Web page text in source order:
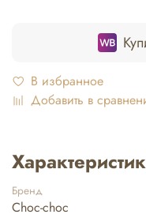
В избранное
Добавить в
Бренд
Choc-choc